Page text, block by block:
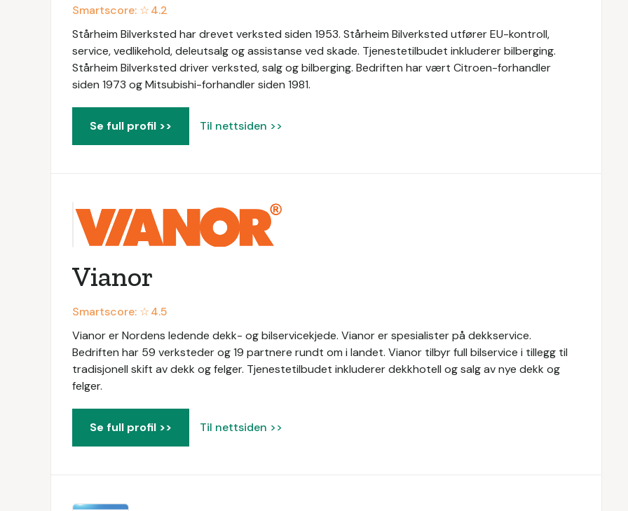
Smartscore: ☆4.2
Stårheim Bilverksted har drevet verksted siden 1953. Stårheim Bilverksted utfører EU-kontroll,
service, vedlikehold, deleutsalg og assistanse ved skade. Tjenestetilbudet inkluderer bilberging.
Stårheim Bilverksted driver verksted, salg og bilberging. Bedriften har vært Citroen-forhandler
siden 1973 og Mitsubishi-forhandler siden 1981.
Se full profil >> Til nettsiden >>
Vianor
Smartscore: ☆4.5
Vianor er Nordens ledende dekk- og bilservicekjede. Vianor er spesialister på dekkservice.
Bedriften har 59 verksteder og 19 partnere rundt om i landet. Vianor tilbyr full bilservice i tillegg til
tradisjonell skift av dekk og felger. Tjenestetilbudet inkluderer dekkhotell og salg av nye dekk og
felger.
Se full profil >> Til nettsiden >>